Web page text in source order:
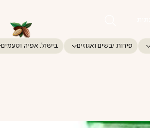
פירות יבשים ואגוזים בישול, אפיה וטעמים